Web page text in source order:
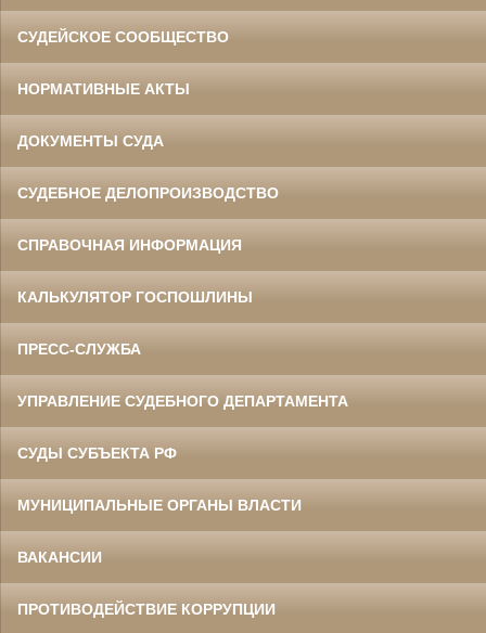
СУДЕЙСКОЕ СООБЩЕСТВО
НОРМАТИВНЫЕ АКТЫ
ДОКУМЕНТЫ СУДА
СУДЕБНОЕ ДЕЛОПРОИЗВОДСТВО
СПРАВОЧНАЯ ИНФОРМАЦИЯ
КАЛЬКУЛЯТОР ГОСПОШЛИНЫ
ПРЕСС-СЛУЖБА
УПРАВЛЕНИЕ СУДЕБНОГО ДЕПАРТАМЕНТА
СУДЫ СУБЪЕКТА РФ
МУНИЦИПАЛЬНЫЕ ОРГАНЫ ВЛАСТИ
ВАКАНСИИ
ПРОТИВОДЕЙСТВИЕ КОРРУПЦИИ